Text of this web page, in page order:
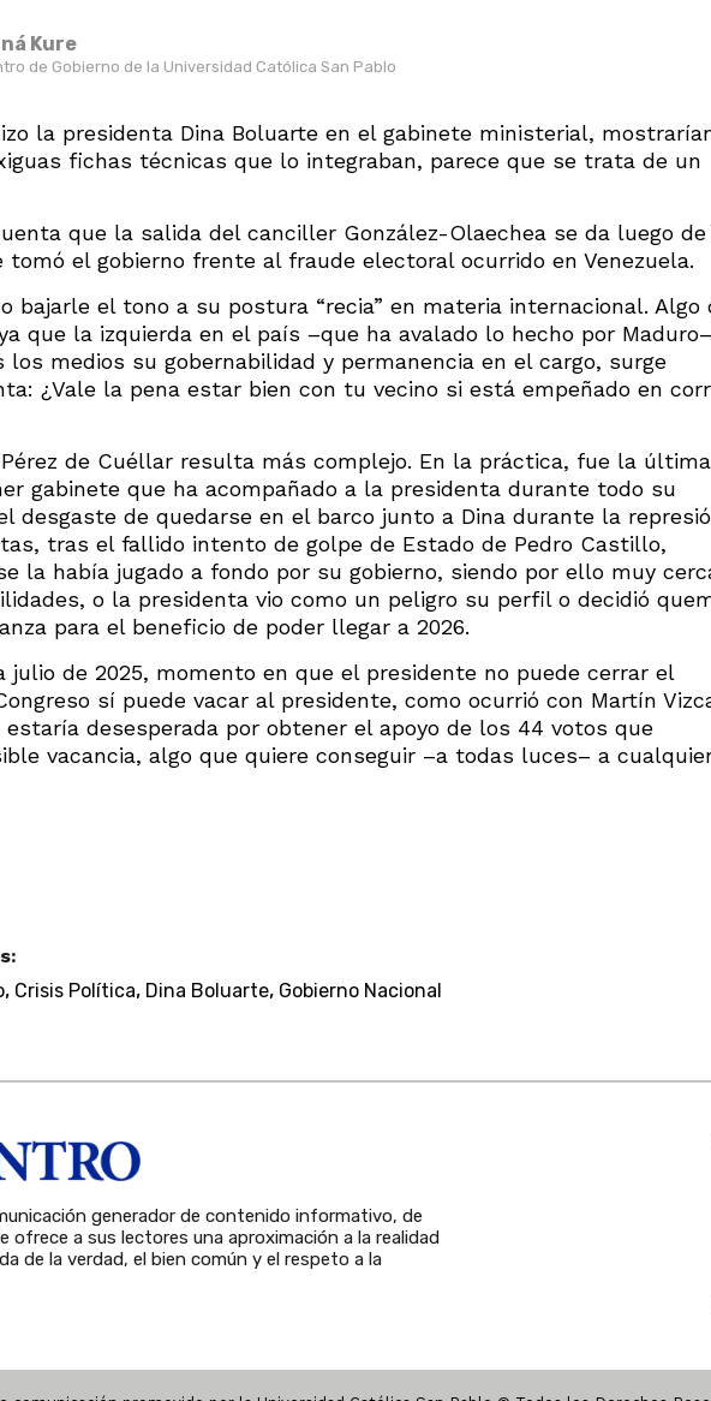
Kure
de Gobierno de la Universidad Católica San Pablo
la presidenta Dina Boluarte en el gabinete ministerial,
fichas técnicas que lo integraban, parece que se trata de un
que la salida del canciller González-Olaechea se da luego
tomó el gobierno frente al fraude electoral ocurrido en Venezuela.
bajarle el tono a su postura “recia” en materia internacional. Algo
que la izquierda en el país –que ha avalado lo hecho por
los medios su gobernabilidad y permanencia en el cargo, surge
¿Vale la pena estar bien con tu vecino si está empeñado en
de Cuéllar resulta más complejo. En la práctica, fue la última
gabinete que ha acompañado a la presidenta durante todo su
desgaste de quedarse en el barco junto a Dina durante la
tras el fallido intento de golpe de Estado de Pedro Castillo,
la había jugado a fondo por su gobierno, siendo por ello muy
o la presidenta vio como un peligro su perfil o decidió
para el beneficio de poder llegar a 2026.
julio de 2025, momento en que el presidente no puede cerrar el
sí puede vacar al presidente, como ocurrió con Martín
estaría desesperada por obtener el apoyo de los 44 votos que
vacancia, algo que quiere conseguir –a todas luces– a
, Crisis Política, Dina Boluarte, Gobierno Nacional
generador de contenido informativo, de
ofrece a sus lectores una aproximación a la realidad
de la verdad, el bien común y el respeto a la